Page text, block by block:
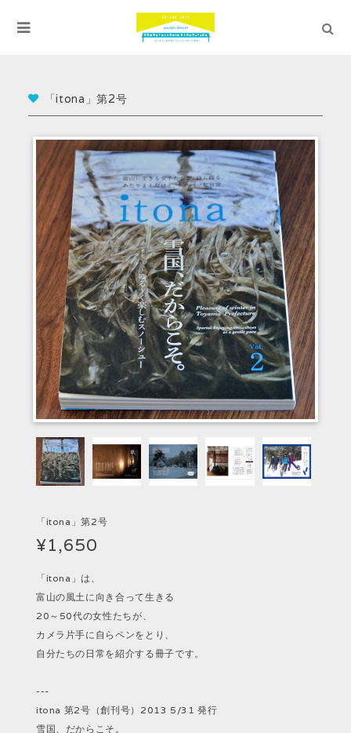
「itona」第2号
「itona」第2号
¥1,650
「itona」は、
富山の風土に向き合って生きる
20～50代の女性たちが、
カメラ片手に自らペンをとり、
自分たちの日常を紹介する冊子です。
---
itona 第2号（創刊号）2013 5/31 発行
雪国、だからこそ。